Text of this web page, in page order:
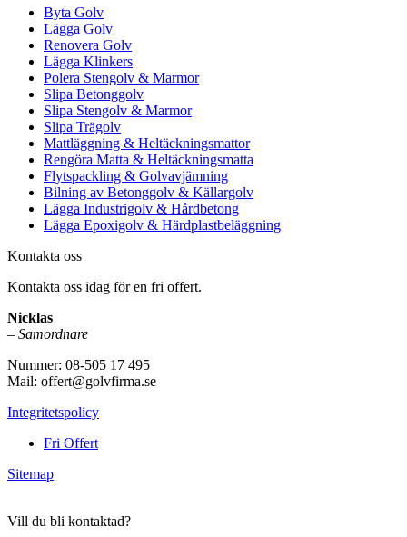
Byta Golv
Lägga Golv
Renovera Golv
Lägga Klinkers
Polera Stengolv & Marmor
Slipa Betonggolv
Slipa Stengolv & Marmor
Slipa Trägolv
Mattläggning & Heltäckningsmattor
Rengöra Matta & Heltäckningsmatta
Flytspackling & Golvavjämning
Bilning av Betonggolv & Källargolv
Lägga Industrigolv & Hårdbetong
Lägga Epoxigolv & Härdplastbeläggning
Kontakta oss
Kontakta oss idag för en fri offert.
Nicklas
– Samordnare
Nummer: 08-505 17 495
Mail: offert@golvfirma.se
Integritetspolicy
Fri Offert
Sitemap
Vill du bli kontaktad?